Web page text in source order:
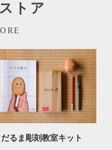
トア
だるま彫刻教室キット